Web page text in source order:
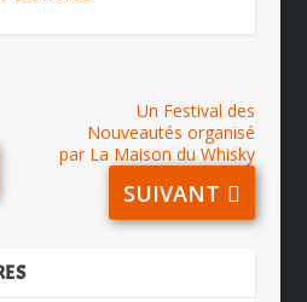
Un Festival des
Nouveautés organisé
par La Maison du Whisky
SUIVANT